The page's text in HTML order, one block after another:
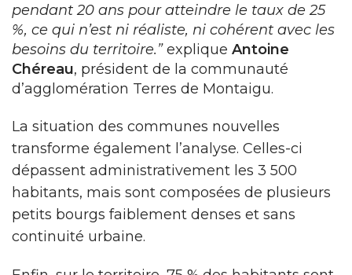
pendant 20 ans pour atteindre le taux de 25
%, ce qui n’est ni réaliste, ni cohérent avec les
besoins du territoire.”explique Antoine
Chéreau, président de la communauté
d’agglomération Terres de Montaigu.
La situation des communes nouvelles
transforme également l’analyse. Celles-ci
dépassent administrativement les 3 500
habitants, mais sont composées de plusieurs
petits bourgs faiblement denses et sans
continuité urbaine.